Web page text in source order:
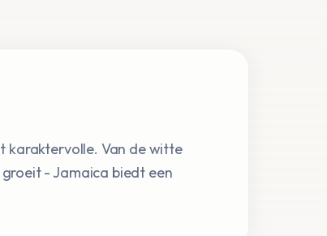
karaktervolle. Van de witte
- Jamaica biedt een